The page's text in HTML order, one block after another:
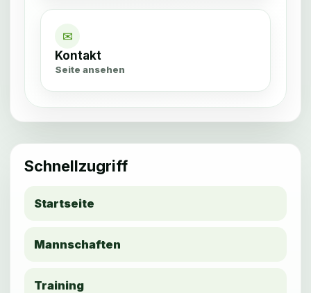
✉
Kontakt
Seite ansehen
Schnellzugriff
Startseite
Mannschaften
Training